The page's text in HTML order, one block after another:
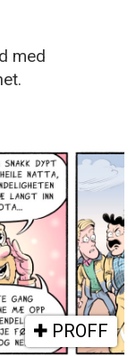
med
PROFF